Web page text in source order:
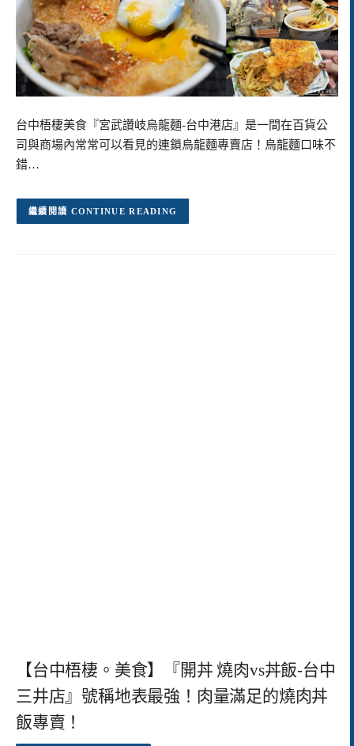
台中梧棲美食『宮武讚岐烏龍麵-台中港店』是一間在百貨公
司與商場內常常可以看見的連鎖烏龍麵專賣店！烏龍麵口味不
錯…
CONTINUE READING
【台中梧棲。美食】『開丼 燒肉vs丼飯-台中
三井店』號稱地表最強！肉量滿足的燒肉丼
飯專賣！